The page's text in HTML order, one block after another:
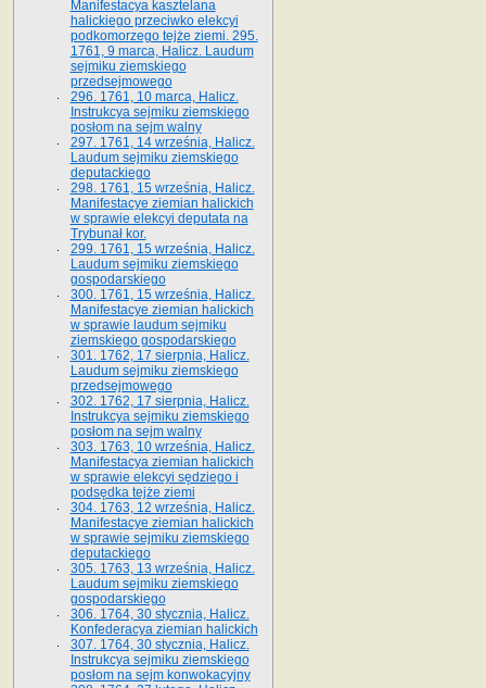
Manifestacya kasztelana
halickiego przeciwko elekcyi
podkomorzego tejże ziemi. 295.
1761, 9 marca, Halicz. Laudum
sejmiku ziemskiego
przedsejmowego
296. 1761, 10 marca, Halicz.
Instrukcya sejmiku ziemskiego
posłom na sejm walny
297. 1761, 14 września, Halicz.
Laudum sejmiku ziemskiego
deputackiego
298. 1761, 15 września, Halicz.
Manifestacye ziemian halickich
w sprawie elekcyi deputata na
Trybunał kor.
299. 1761, 15 września, Halicz.
Laudum sejmiku ziemskiego
gospodarskiego
300. 1761, 15 września, Halicz.
Manifestacye ziemian halickich
w sprawie laudum sejmiku
ziemskiego gospodarskiego
301. 1762, 17 sierpnia, Halicz.
Laudum sejmiku ziemskiego
przedsejmowego
302. 1762, 17 sierpnia, Halicz.
Instrukcya sejmiku ziemskiego
posłom na sejm walny
303. 1763, 10 września, Halicz.
Manifestacya ziemian halickich
w sprawie elekcyi sędziego i
podsędka tejże ziemi
304. 1763, 12 września, Halicz.
Manifestacye ziemian halickich
w sprawie sejmiku ziemskiego
deputackiego
305. 1763, 13 września, Halicz.
Laudum sejmiku ziemskiego
gospodarskiego
306. 1764, 30 stycznia, Halicz.
Konfederacya ziemian halickich
307. 1764, 30 stycznia, Halicz.
Instrukcya sejmiku ziemskiego
posłom na sejm konwokacyjny